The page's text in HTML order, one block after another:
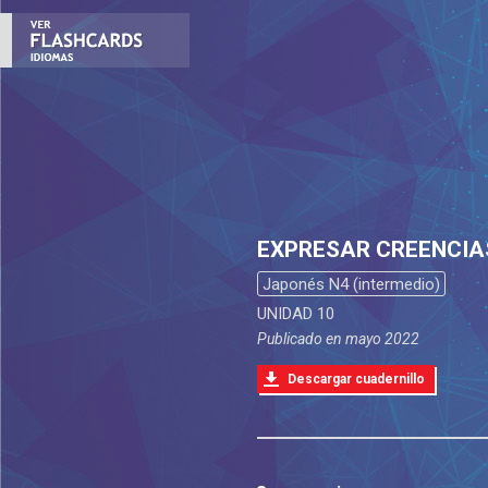
EXPRESAR
Japonés N4 (intermedio)
UNIDAD 10
Publicado en mayo 2022
Descargar cuadernillo